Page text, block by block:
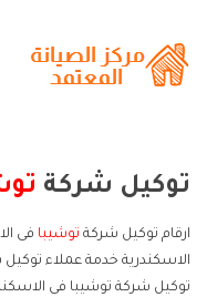
توكيل شركة
ارقام توكيل شركة توشيبا فى
الاسكندرية خدمة عملاء
توكيل شركة توشيبا فى